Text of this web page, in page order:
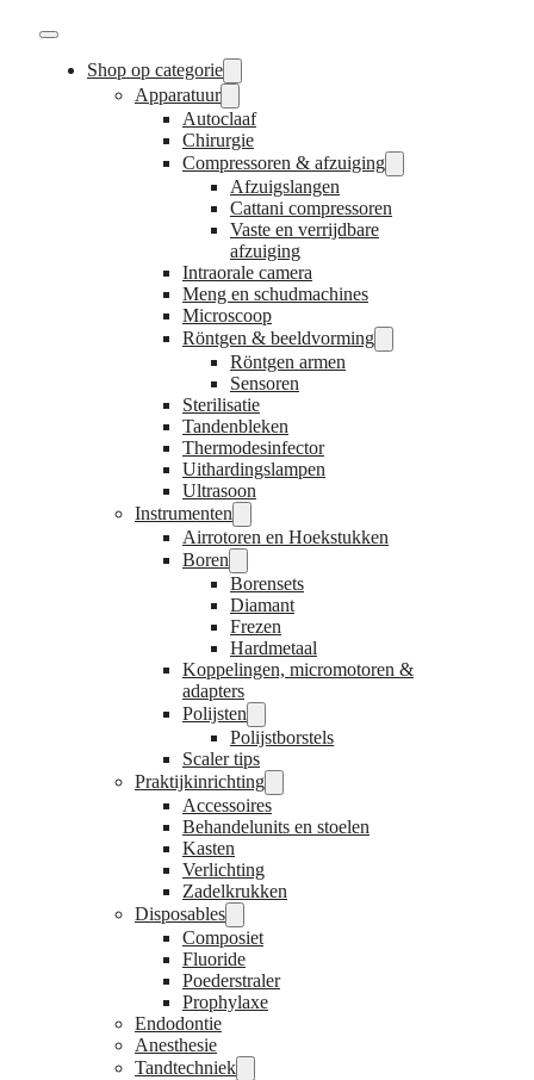
Shop op categorie
Apparatuur
Autoclaaf
Chirurgie
Compressoren & afzuiging
Afzuigslangen
Cattani compressoren
Vaste en verrijdbare
afzuiging
Intraorale camera
Meng en schudmachines
Microscoop
Röntgen & beeldvorming
Röntgen armen
Sensoren
Sterilisatie
Tandenbleken
Thermodesinfector
Uithardingslampen
Ultrasoon
Instrumenten
Airrotoren en Hoekstukken
Boren
Borensets
Diamant
Frezen
Hardmetaal
Koppelingen, micromotoren &
adapters
Polijsten
Polijstborstels
Scaler tips
Praktijkinrichting
Accessoires
Behandelunits en stoelen
Kasten
Verlichting
Zadelkrukken
Disposables
Composiet
Fluoride
Poederstraler
Prophylaxe
Endodontie
Anesthesie
Tandtechniek